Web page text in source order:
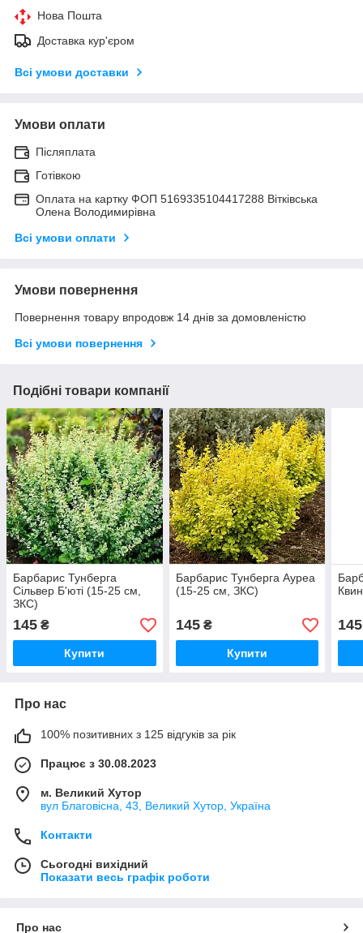
Нова Пошта
Доставка кур'єром
Всі умови доставки
Умови оплати
Післяплата
Готівкою
Оплата на картку ФОП 5169335104417288 Вітківська
Олена Володимирівна
Всі умови оплати
Умови повернення
Повернення товару впродовж 14 днів за домовленістю
Всі умови повернення
Подібні товари компанії
Барбарис Тунберга
Сільвер Б'юті (15-25 см,
ЗКС)
145 ₴
Купити
Барбарис Тунберга Ауреа
(15-25 см, ЗКС)
145₴
Купити
145
Про нас
100% позитивних з 125 відгуків за рік
Працює з 30.08.2023
м. Великий Хутор
вул Благовісна, 43, Великий Хутор, Україна
Контакти
Сьогодні вихідний
Показати весь графік роботи
Про нас